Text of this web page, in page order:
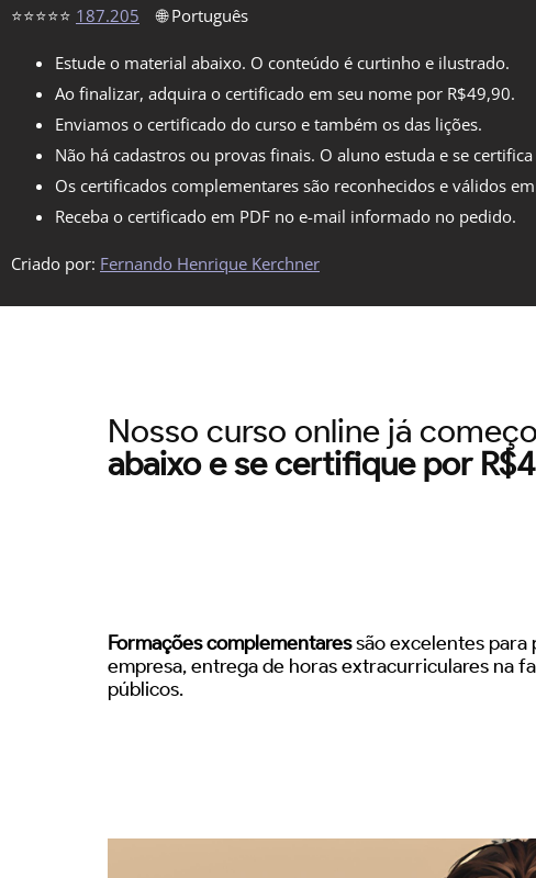
⭐⭐⭐⭐⭐ 187.205 🌐 Português
Estude o material abaixo. O conteúdo é curtinho e ilustrado.
Ao finalizar, adquira o certificado em seu nome por R$49,90.
Enviamos o certificado do curso e também os das lições.
Não há cadastros ou provas finais. O aluno estuda e se
Os certificados complementares são reconhecidos e válidos
Receba o certificado em PDF no e-mail informado no pedido.
Criado por: Fernando Henrique Kerchner
Nosso curso online já
abaixo e se certifique por
Formações complementaressão excelentes para
empresa, entrega de horas extracurriculares na
públicos.